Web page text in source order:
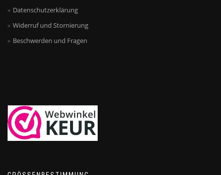
Datenschutzerklärung
Widerruf und Stornierung
Beschwerden und Fragen